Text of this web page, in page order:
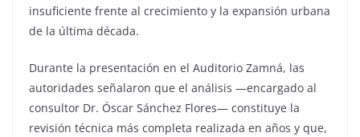
insuficiente frente al crecimiento y la expansión urbana
de la última década.
Durante la presentación en el Auditorio Zamná, las
autoridades señalaron que el análisis —encargado al
consultor Dr. Óscar Sánchez Flores— constituye la
revisión técnica más completa realizada en años y que,